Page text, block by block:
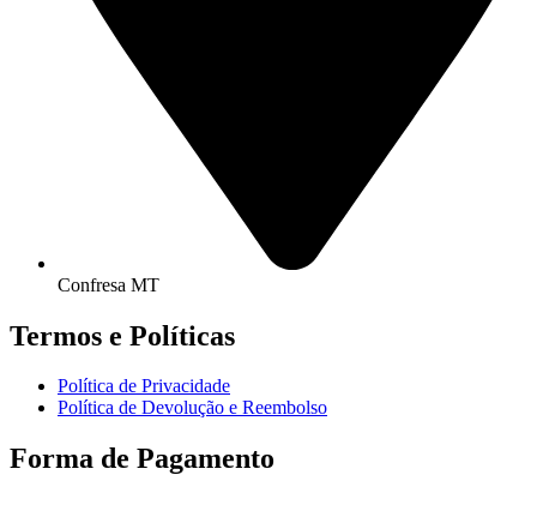
Confresa MT
Termos e Políticas
Política de Privacidade
Política de Devolução e Reembolso
Forma de Pagamento